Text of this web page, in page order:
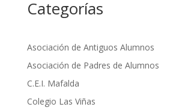
Categorías
Asociación de Antiguos Alumnos
Asociación de Padres de Alumnos
C.E.I. Mafalda
Colegio Las Viñas